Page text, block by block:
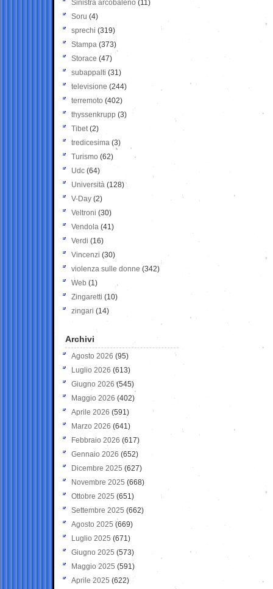
Sinistra arcobaleno (11)
Soru (4)
sprechi (319)
Stampa (373)
Storace (47)
subappalti (31)
televisione(244)
terremoto (402)
thyssenkrupp (3)
Tibet(2)
tredicesima (3)
Turismo (62)
Udc (64)
Università (128)
V-Day (2)
Veltroni (30)
Vendola (41)
Verdi (16)
Vincenzi (30)
violenza sulle donne (342)
Web (1)
Zingaretti (10)
zingari (14)
Archivi
Agosto 2026 (95)
Luglio 2026 (613)
Giugno 2026 (545)
Maggio 2026 (402)
Aprile 2026 (591)
Marzo 2026 (641)
Febbraio 2026 (617)
Gennaio 2026 (652)
Dicembre 2025 (627)
Novembre 2025 (668)
Ottobre 2025 (651)
Settembre 2025 (662)
Agosto 2025 (669)
Luglio 2025 (671)
Giugno 2025 (573)
Maggio 2025 (591)
Aprile 2025 (622)